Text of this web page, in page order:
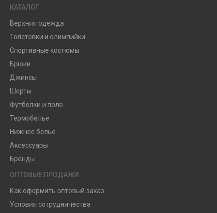
КАТАЛОГ
Верхняя одежда
Толстовки и олимпийки
Спортивные костюмы
Брюки
Джинсы
Шорты
Футболки и поло
Термобелье
Нижнее белье
Аксессуары
Бренды
ОПТОВЫЕ ПРОДАЖИ
Как оформить оптовый заказ
Условия сотрудничества